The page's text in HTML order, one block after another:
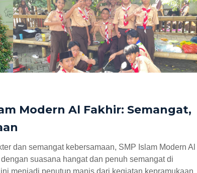
Modern Al Fakhir: Semangat,
dan semangat kebersamaan, SMP Islam Modern Al
suasana hangat dan penuh semangat di
menjadi penutup manis dari kegiatan kepramukaan